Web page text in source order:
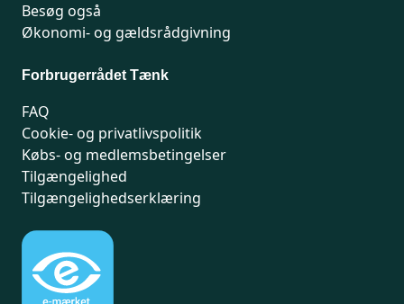
Besøg også
Økonomi- og gældsrådgivning
Forbrugerrådet Tænk
FAQ
Cookie- og privatlivspolitik
Købs- og medlemsbetingelser
Tilgængelighed
Tilgængelighedserklæring